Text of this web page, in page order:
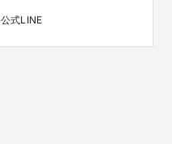
公式LINE